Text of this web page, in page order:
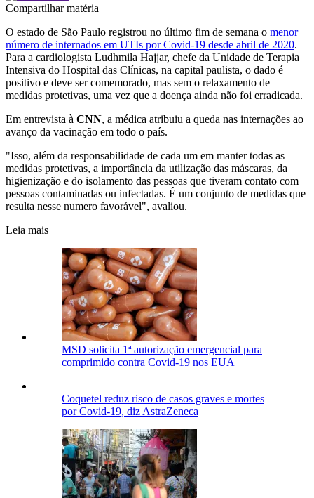
Compartilhar matéria
O estado de São Paulo registrou no último fim de semana o menor
número de internados em UTIs por Covid-19 desde abril de 2020.
Para a cardiologista Ludhmila Hajjar, chefe da Unidade de Terapia
Intensiva do Hospital das Clínicas, na capital paulista, o dado é
positivo e deve ser comemorado, mas sem o relaxamento de
medidas protetivas, uma vez que a doença ainda não foi erradicada.
Em entrevista à CNN, a médica atribuiu a queda nas internações ao
avanço da vacinação em todo o país.
"Isso, além da responsabilidade de cada um em manter todas as
medidas protetivas, a importância da utilização das máscaras, da
higienização e do isolamento das pessoas que tiveram contato com
pessoas contaminadas ou infectadas. É um conjunto de medidas que
resulta nesse numero favorável", avaliou.
Leia mais
MSD solicita 1ª autorização emergencial para
comprimido contra Covid-19 nos EUA
Coquetel reduz risco de casos graves e mortes
por Covid-19, diz AstraZeneca